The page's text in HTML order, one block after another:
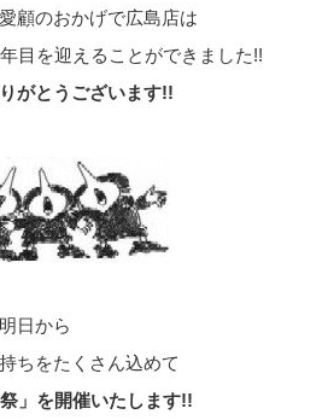
顧のおかげで広島店は
目を迎えることができました!!
がとうございます!!
日から
ちをたくさん込めて
祭」を開催いたします!!